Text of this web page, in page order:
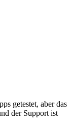
getestet, aber das
der Support ist